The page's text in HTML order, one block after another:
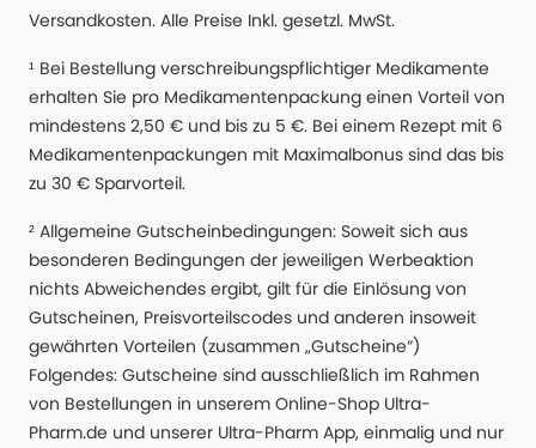
Versandkosten. Alle Preise Inkl. gesetzl. MwSt.
¹ Bei Bestellung verschreibungspflichtiger Medikamente
erhalten Sie pro Medikamentenpackung einen Vorteil von
mindestens 2,50 € und bis zu 5 €. Bei einem Rezept mit 6
Medikamentenpackungen mit Maximalbonus sind das bis
zu 30 € Sparvorteil.
² Allgemeine Gutscheinbedingungen: Soweit sich aus
besonderen Bedingungen der jeweiligen Werbeaktion
nichts Abweichendes ergibt, gilt für die Einlösung von
Gutscheinen, Preisvorteilscodes und anderen insoweit
gewährten Vorteilen (zusammen „Gutscheine“)
Folgendes: Gutscheine sind ausschließlich im Rahmen
von Bestellungen in unserem Online-Shop Ultra-
Pharm.de und unserer Ultra-Pharm App, einmalig und nur